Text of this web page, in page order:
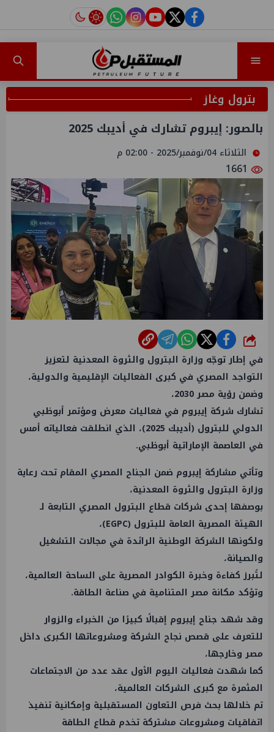
facebook
twitter
youtube
instagram
tiktok
بترول وغاز
بالصور: إيبروم تشارك في أديبك 2025
الثلاثاء 04/نوفمبر/2025 - 02:00 م
شارك
في إطار توجّه وزارة البترول والثروة المعدنية لتعزيز
التواجد المصري في كبرى الفعاليات الإقليمية والدولية،
وضمن رؤية مصر 2030،
تشارك شركة إيبروم في فعاليات معرض ومؤتمر أبوظبي
الدولي للبترول (أديبك 2025)، الذي انطلقت فعالياته أمس
في العاصمة الإماراتية أبوظبي.
وتأتي مشاركة إيبروم ضمن الجناح المصري المقام تحت رعاية
وزارة البترول والثروة المعدنية،
بوصفها إحدى شركات قطاع البترول المصري التابعة لـ
الهيئة المصرية العامة للبترول (EGPC)،
ولكونها الشركة الوطنية الرائدة في مجالات التشغيل
والصيانة،
لتُبرز كفاءة وخبرة الكوادر المصرية على الساحة العالمية،
وتؤكد مكانة مصر المتنامية في صناعة الطاقة.
وقد شهد جناح إيبروم إقبالًا كبيرًا من الخبراء والزوار
للتعرف على قصص نجاح الشركة ومشروعاتها الكبرى داخل
مصر وخارجها،
كما شهدت فعاليات اليوم الأول عقد عدد من الاجتماعات
المثمرة مع كبرى الشركات العالمية،
تم خلالها بحث فرص التعاون المستقبلية وإمكانية تنفيذ
اتفاقيات ومشروعات مشتركة تخدم قطاع الطاقة